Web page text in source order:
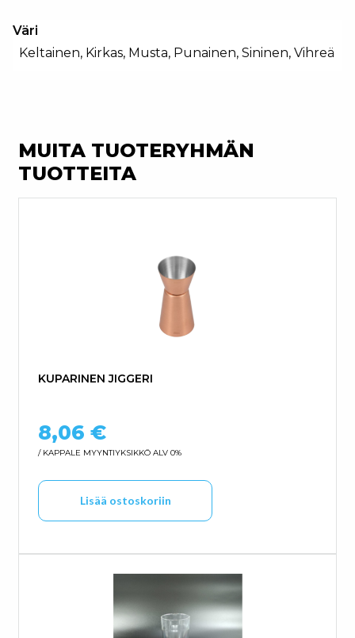
Väri
Keltainen, Kirkas, Musta, Punainen, Sininen, Vihreä
MUITA TUOTERYHMÄN
TUOTTEITA
KUPARINEN JIGGERI
8,06 €
/ KAPPALE MYYNTIYKSIKKÖ ALV 0%
Lisää ostoskoriin